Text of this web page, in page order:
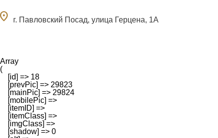
г. Павловский Посад, улица Герцена, 1А
Array
(
    [id] => 18
    [prevPic] => 29823
    [mainPic] => 29824
    [mobilePic] =>
    [itemID] =>
    [itemClass] =>
    [imgClass] =>
    [shadow] => 0